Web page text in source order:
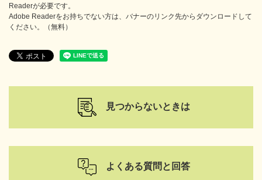
Readerが必要です。
Adobe Readerをお持ちでない方は、バナーのリンク先からダウンロードして
ください。（無料）
見つからないときは
よくある質問と回答